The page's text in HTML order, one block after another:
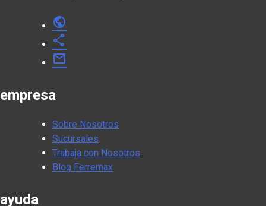
public
share
mail
empresa
Sobre Nosotros
Sucursales
Trabaja con Nosotros
Blog Ferremax
ayuda